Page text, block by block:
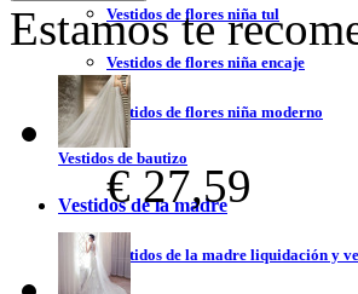
Vestidos de flores niña tul
Vestidos de flores niña encaje
Vestidos de flores niña moderno
Vestidos de bautizo
Vestidos de la madre
Vestidos de la madre liquidación y
Estamos te
€ 27,59